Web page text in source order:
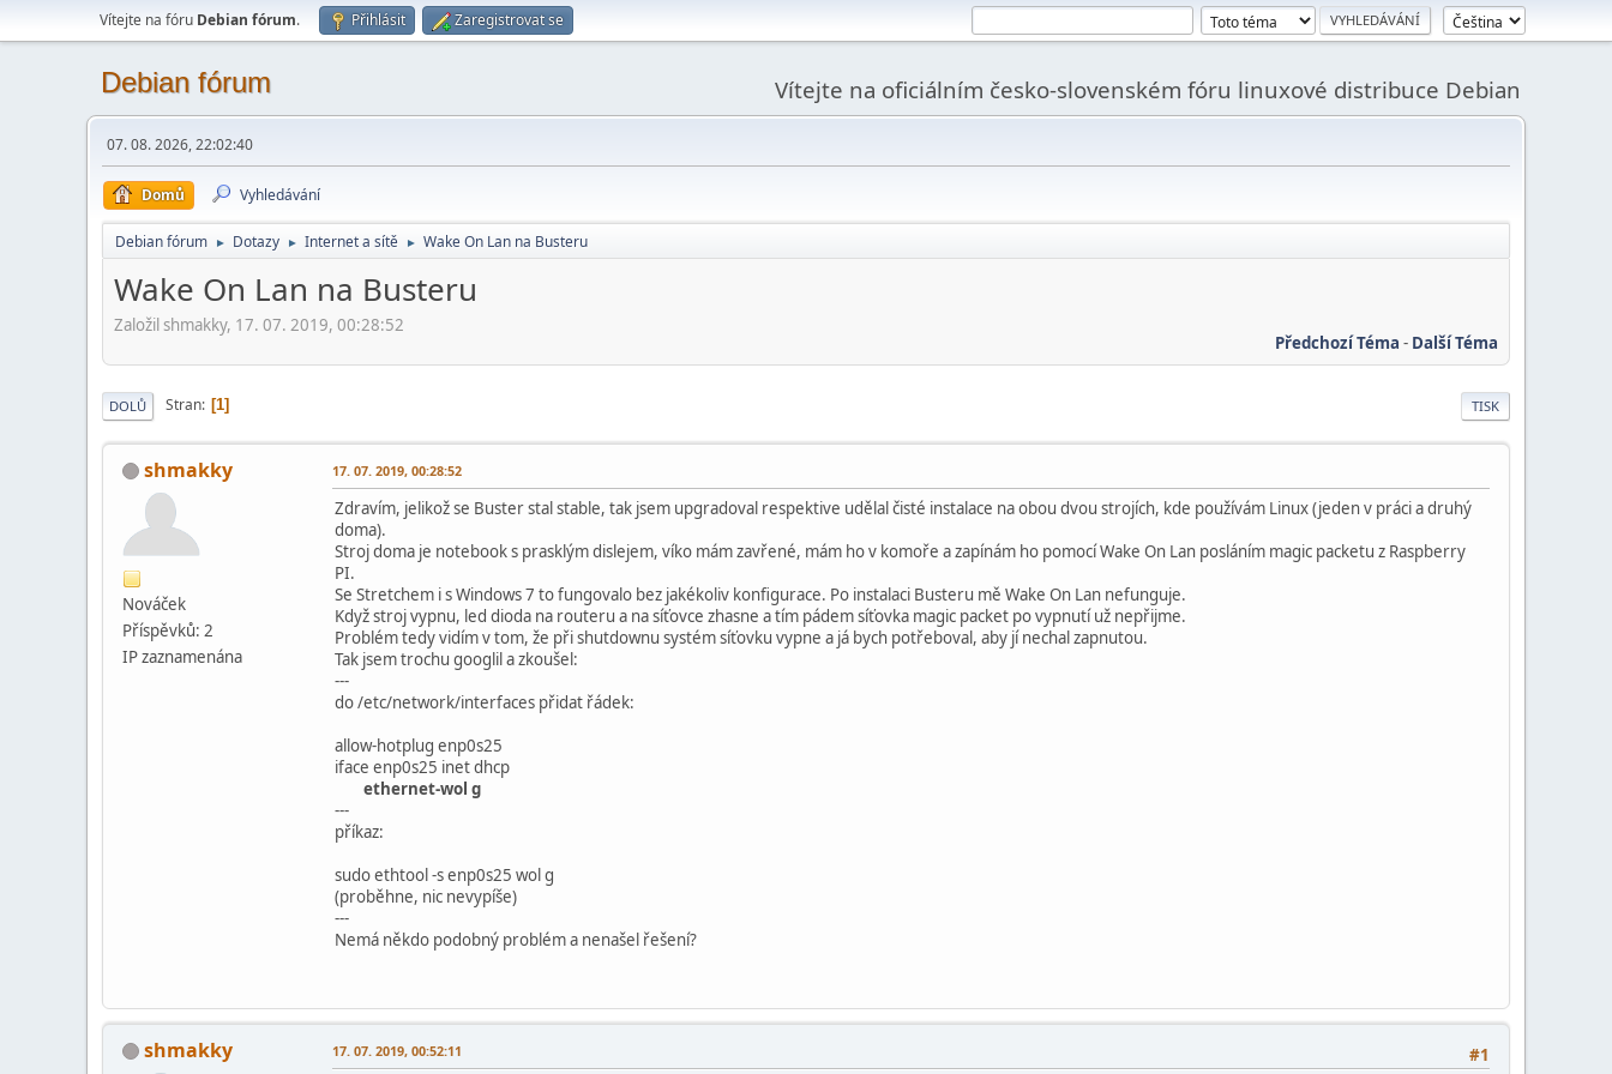
Vítejte na fóru Debian fórum. Přihlásit Zaregistrovat se
Debian fórum Vítejte na oficiálním česko-slovenském fóru linuxové distribuce Debian
07. 08. 2026, 22:02:40
Domů Vyhledávání
Debian fórum ► Dotazy ► Internet a sítě ► Wake On Lan na Busteru
Wake On Lan na Busteru
Založil shmakky, 17. 07. 2019, 00:28:52
Předchozí Téma - Další Téma
TISK
DOLŮ Stran 1
shmakky
Nováček
Příspěvků: 2
IP zaznamenána
17. 07. 2019, 00:28:52
Zdravím, jelikož se Buster stal stable, tak jsem upgradoval respektive udělal čisté instalace na obou dvou strojích, kde používám Linux (jeden v práci a druhý
doma).
Stroj doma je notebook s prasklým dislejem, víko mám zavřené, mám ho v komoře a zapínám ho pomocí Wake On Lan posláním magic packetu z Raspberry
PI.
Se Stretchem i s Windows 7 to fungovalo bez jakékoliv konfigurace. Po instalaci Busteru mě Wake On Lan nefunguje.
Když stroj vypnu, led dioda na routeru a na síťovce zhasne a tím pádem síťovka magic packet po vypnutí už nepřijme.
Problém tedy vidím v tom, že při shutdownu systém síťovku vypne a já bych potřeboval, aby jí nechal zapnutou.
Tak jsem trochu googlil a zkoušel:
---
do /etc/network/interfaces přidat řádek:
allow-hotplug enp0s25
iface enp0s25 inet dhcp
ethernet-wol g
---
příkaz:
sudo ethtool -s enp0s25 wol g
(proběhne, nic nevypíše)
---
Nemá někdo podobný problém a nenašel řešení?
shmakky #1
17. 07. 2019, 00:52:11